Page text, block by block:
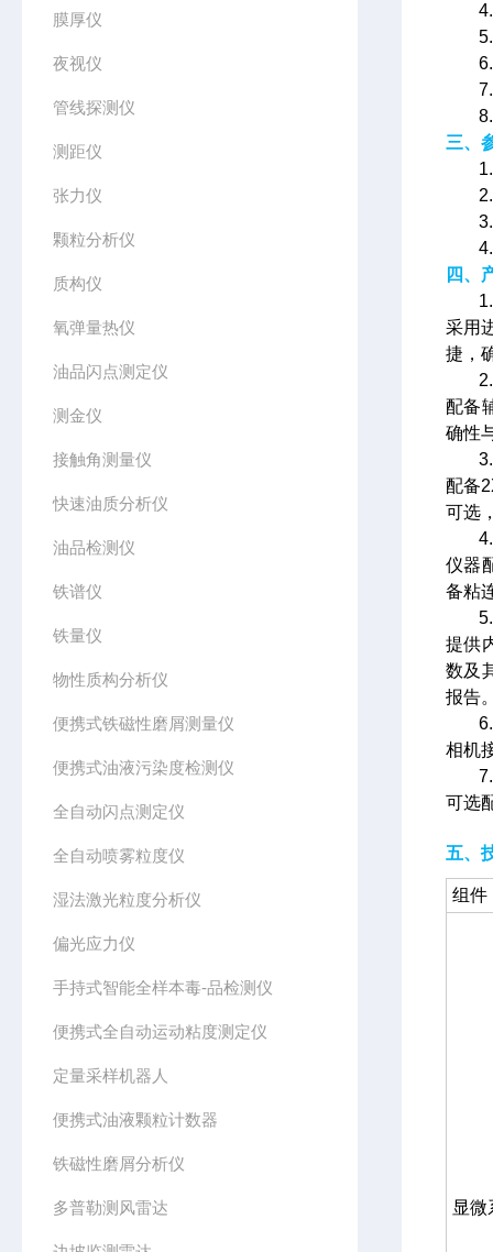
膜厚仪
夜视仪
管线探测仪
测距仪
张力仪
颗粒分析仪
质构仪
氧弹量热仪
油品闪点测定仪
测金仪
接触角测量仪
快速油质分析仪
油品检测仪
铁谱仪
铁量仪
物性质构分析仪
便携式铁磁性磨屑测量仪
便携式油液污染度检测仪
全自动闪点测定仪
全自动喷雾粒度仪
湿法激光粒度分析仪
偏光应力仪
手持式智能全样本毒-品检测仪
便携式全自动运动粘度测定仪
定量采样机器人
便携式油液颗粒计数器
铁磁性磨屑分析仪
多普勒测风雷达
三、
四、
采用
捷，
配备
确性
配备
可选
仪器
备粘
提供
数及
报告
相机
可选
五、
组件
显微